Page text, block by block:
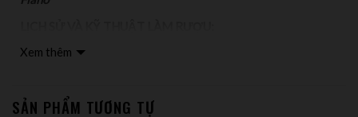
Giống nho Fiano để tạo nên dòng vang Due Palme Bagnara
dấu giới hạn lãnh thổ của các thuộc địa Hy Lạp ở Puglia. Một
Xem thêm
SẢN PHẨM TƯƠNG TỰ